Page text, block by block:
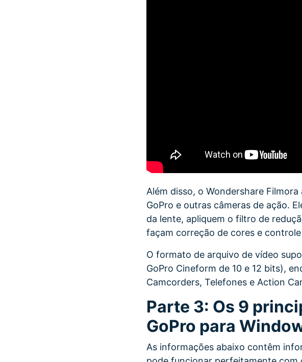
Além disso, o Wondershare
GoPro e outras câmeras de ação.
da lente, apliquem o filtro de
façam correção de cores e
O formato de arquivo de vídeo
GoPro Cineform de 10 e 12 bits),
Camcorders, Telefones e Action
Parte 3: Os 9
GoPro para
As informações abaixo contêm